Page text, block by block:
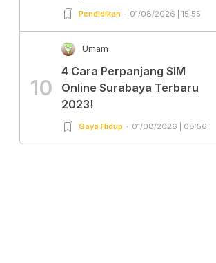
Pendidikan 01/08/2026 | 15:55
10
Umam
4 Cara Perpanjang SIM
Online Surabaya Terbaru
2023!
Gaya Hidup 01/08/2026 | 08:56